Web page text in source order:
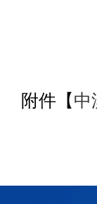
附件【中